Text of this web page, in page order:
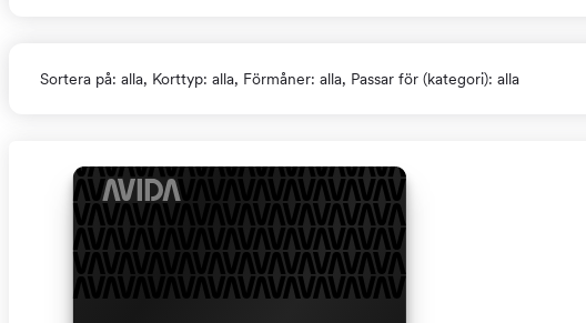
Sortera på: alla, Korttyp: alla, Förmåner: alla, Passar för (kategori): alla